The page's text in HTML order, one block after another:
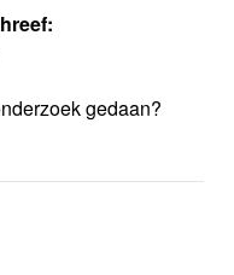
gedaan?